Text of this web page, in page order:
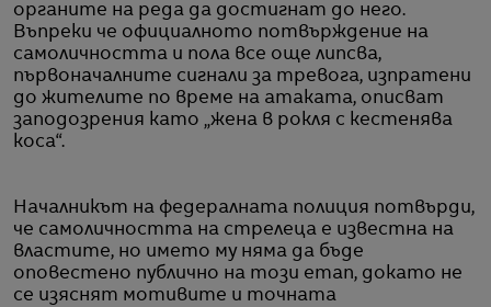
органите на реда да достигнат до него.
Въпреки че официалното потвърждение на
самоличността и пола все още липсва,
първоначалните сигнали за тревога, изпратени
до жителите по време на атаката, описват
заподозрения като „жена в рокля с кестенява
коса“.
Началникът на федералната полиция потвърди,
че самоличността на стрелеца е известна на
властите, но името му няма да бъде
оповестено публично на този етап, докато не
се изяснят мотивите и точната